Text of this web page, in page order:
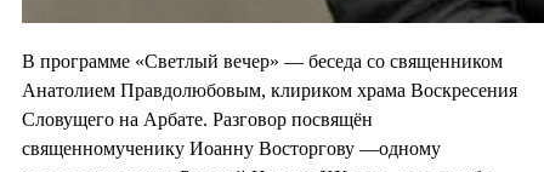
В программе «Светлый вечер» — беседа со священником
Анатолием Правдолюбовым, клириком храма Воскресения
Словущего на Арбате. Разговор посвящён
священномученику Иоанну Восторгову —одному